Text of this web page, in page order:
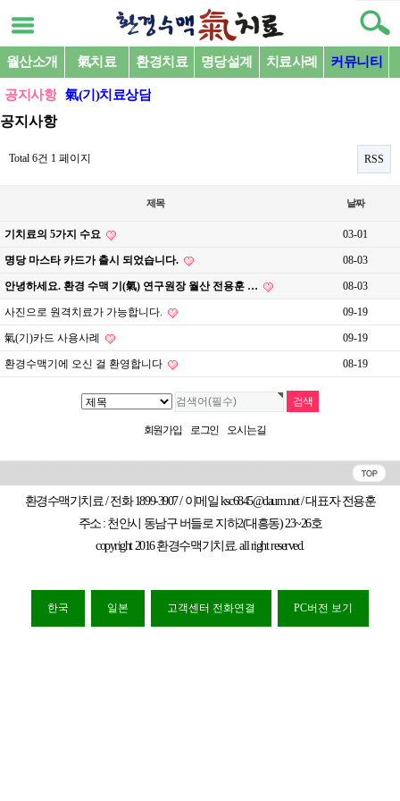
월산소개 氣치료 환경치료 명당설계 치료사례 커뮤니티
공지사항 氣(기)치료상담
공지사항
Total 6건 1 페이지 RSS
제목 날짜
기치료의 5가지 수요 03-01
명당 마스타 카드가 출시 되었습니다. 08-03
안녕하세요. 환경 수맥 기(氣) 연구원장 월산 전용훈 … 08-03
사진으로 원격치료가 가능합니다. 09-19
氣(기)카드 사용사례 09-19
환경수맥기에 오신 걸 환영합니다 08-19
회원가입 로그인 오시는길
환경수맥기치료 / 전화 1899-3907 / 이메일 ksc6845@daum.net / 대표자 전용훈
주소 : 천안시 동남구 버들로 지하2(대흥동) 23~26호
copyright 2016 환경수맥기치료. all right reserved.
한국 일본 고객센터 전화연결 PC버전 보기